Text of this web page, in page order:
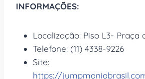
INFORMAÇÕES:
Localização: Piso L3- Praça
Telefone: (11) 4338-9226
Site:
https://